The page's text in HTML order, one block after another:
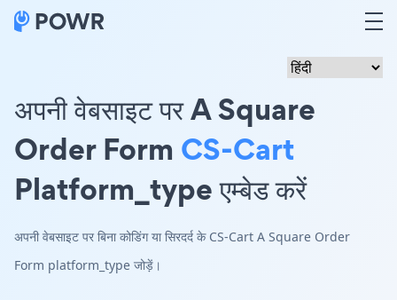
अपनी वेबसाइट पर A Square
Order Form CS-Cart
Platform_type एम्बेड करें
अपनी वेबसाइट पर बिना कोडिंग या सिरदर्द के CS-Cart A Square Order
Form platform_type जोड़ें।